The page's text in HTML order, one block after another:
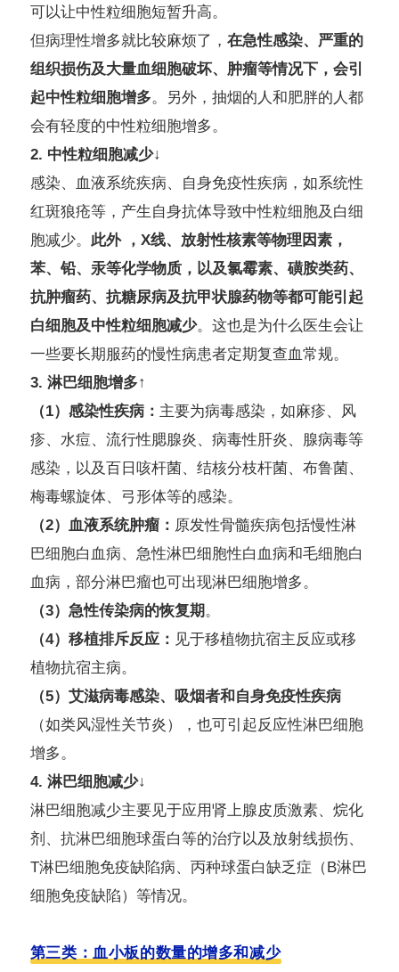
可以让中性粒细胞短暂升高。
但病理性增多就比较麻烦了， 在急性感染、严重的
组织损伤及大量血细胞破坏、肿瘤等情况下，会引
起中性粒细胞增多。另外，抽烟的人和肥胖的人都
会有轻度的中性粒细胞增多。
2. 中性粒细胞减少↓
感染、血液系统疾病、自身免疫性疾病，如系统性
红斑狼疮等，产生自身抗体导致中性粒细胞及白细
胞减少。 此外 ，X线、放射性核素等物理因素，
苯、铅、汞等化学物质，以及氯霉素、磺胺类药、
抗肿瘤药、抗糖尿病及抗甲状腺药物等都可能引起
白细胞及中性粒细胞减少。这也是为什么医生会让
一些要长期服药的慢性病患者定期复查血常规。
3. 淋巴细胞增多↑
（1）感染性疾病： 主要为病毒感染，如麻疹、风
疹、水痘、流行性腮腺炎、病毒性肝炎、腺病毒等
感染，以及百日咳杆菌、结核分枝杆菌、布鲁菌、
梅毒螺旋体、弓形体等的感染。
（2）血液系统肿瘤： 原发性骨髓疾病包括慢性淋
巴细胞白血病、急性淋巴细胞性白血病和毛细胞白
血病，部分淋巴瘤也可出现淋巴细胞增多。
（3）急性传染病的恢复期。
（4）移植排斥反应： 见于移植物抗宿主反应或移
植物抗宿主病。
（5）艾滋病毒感染、吸烟者和自身免疫性疾病
（如类风湿性关节炎），也可引起反应性淋巴细胞
增多。
4. 淋巴细胞减少↓
淋巴细胞减少主要见于应用肾上腺皮质激素、烷化
剂、抗淋巴细胞球蛋白等的治疗以及放射线损伤、
T淋巴细胞免疫缺陷病、丙种球蛋白缺乏症（B淋巴
细胞免疫缺陷）等情况。
第三类：血小板的数量的增多和减少